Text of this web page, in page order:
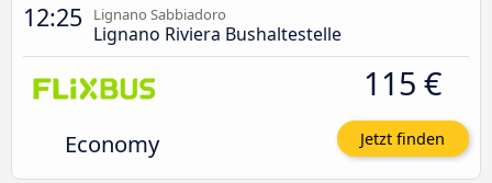
12:25 Lignano Sabbiadoro
Lignano Riviera Bushaltestelle
Economy
115 €
Jetzt finden